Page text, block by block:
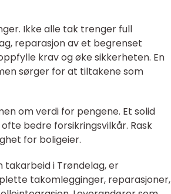
Ikke alle tak trenger full
reparasjon av et begrenset
krav og øke sikkerheten. En
sørger for at tiltakene som
om verdi for pengene. Et solid
bedre forsikringsvilkår. Rask
for boligeier.
takarbeid i Trøndelag, er
takomlegginger, reparasjoner,